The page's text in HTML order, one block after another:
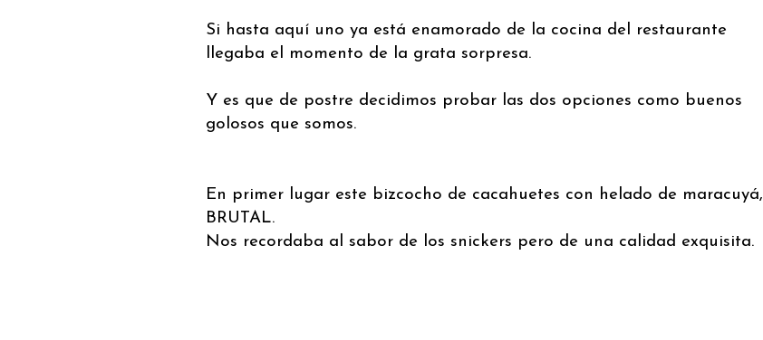
Si hasta aquí uno ya está enamorado de la cocina del restaurante
llegaba el momento de la grata sorpresa.
Y es que de postre decidimos probar las dos opciones como buenos
golosos que somos.
En primer lugar este bizcocho de cacahuetes con helado de maracuyá,
BRUTAL.
Nos recordaba al sabor de los snickers pero de una calidad exquisita.